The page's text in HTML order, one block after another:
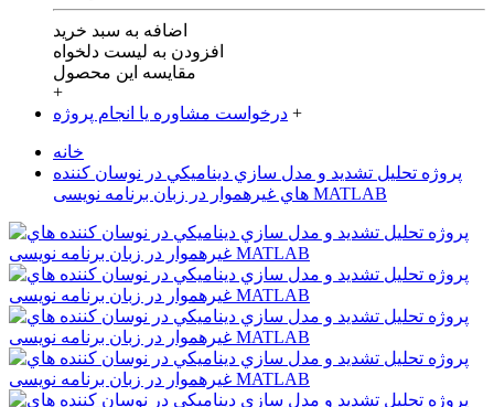
اضافه به سبد خرید
افزودن به لیست دلخواه
مقایسه این محصول
+
درخواست مشاوره یا انجام پروژه +
خانه
پروژه تحليل تشديد و مدل سازي ديناميکي در نوسان کننده
هاي غيرهموار در زبان برنامه نویسی MATLAB